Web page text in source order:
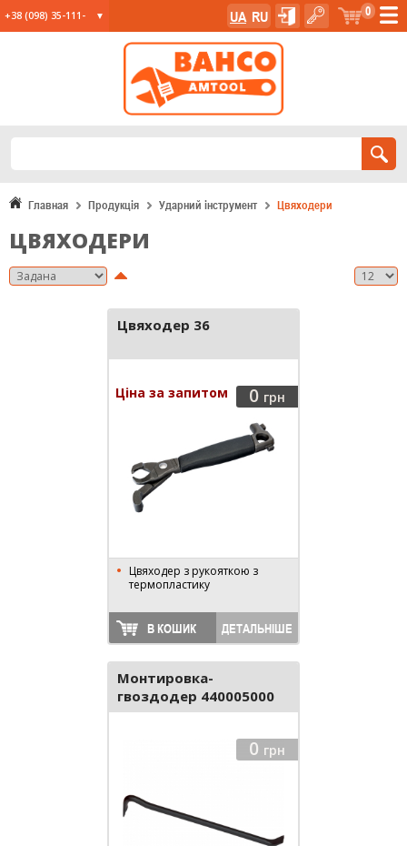
+38 (098) 35-111- 0
UA RU
Главная Продукція Ударний інструмент Цвяходери
ЦВЯХОДЕРИ
Цвяходер 36
0 грн
Ціна за запитом
Цвяходер з рукояткою з
термопластику
В КОШИК ДЕТАЛЬНІШЕ
Монтировка-
гвоздодер 440005000
0 грн